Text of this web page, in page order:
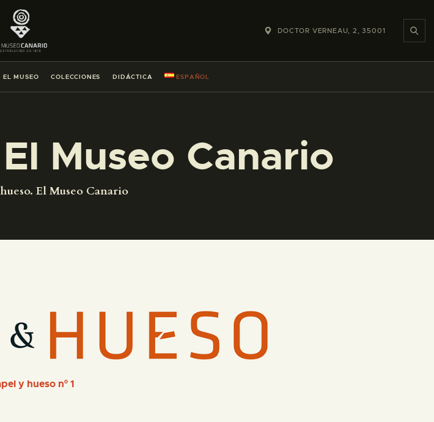
DOCTOR VERNEAU, 2, 35001
EL MUSEO COLECCIONES DIDÁCTICA ESPAÑOL
Museo Canario
El Museo Canario
y hueso nº 1